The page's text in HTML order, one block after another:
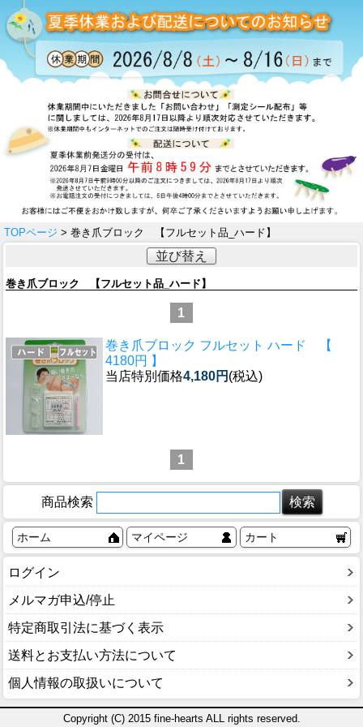
TOPページ > 巻き爪ブロック 【フルセット品_ハード】
並び替え
巻き爪ブロック 【フルセット品_ハード】
1
巻き爪ブロック フルセット ハード 【
4180円 】
当店特別価格4,180円 (税込)
1
商品検索
ホーム マイページ カート
ログイン
メルマガ申込/停止
特定商取引法に基づく表示
送料とお支払い方法について
個人情報の取扱いについて
Copyright (C) 2015 fine-hearts ALL rights reserved.